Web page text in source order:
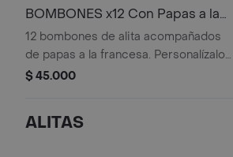
BOMBONES x12 Con Papas a la
Francesa
12 bombones de alita acompañados
de papas a la francesa. Personalízalos
con tu salsa preferida.
$ 45.000
ALITAS